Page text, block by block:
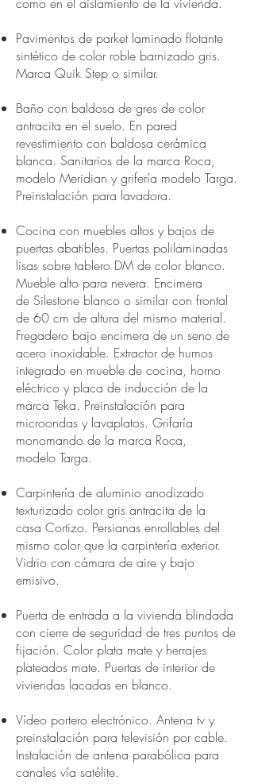
Pavimentos de parket laminado flotante
sintético de color roble barnizado gris.
Marca Quik Step o similar.
Baño con baldosa de gres de color
antracita en el suelo. En pared
revestimiento con baldosa cerámica
blanca. Sanitarios de la marca Roca,
modelo Meridian y grifería modelo Targa.
Preinstalación para lavadora.
Cocina con muebles altos y bajos de
puertas abatibles. Puertas polilaminadas
lisas sobre tablero DM de color blanco.
Mueble alto para nevera. Encimera
de Silestone blanco o similar con frontal
de 60 cm de altura del mismo material.
Fregadero bajo encimera de un seno de
acero inoxidable. Extractor de humos
integrado en mueble de cocina, horno
eléctrico y placa de inducción de la
marca Teka. Preinstalación para
microondas y lavaplatos. Grifaría
monomando de la marca Roca,
modelo Targa.
Carpintería de aluminio anodizado
texturizado color gris antracita de la
casa Cortizo. Persianas enrollables del
mismo color que la carpintería exterior.
Vidrio con cámara de aire y bajo
emisivo.
Puerta de entrada a la vivienda blindada
con cierre de seguridad de tres puntos de
fijación. Color plata mate y herrajes
plateados mate. Puertas de interior de
viviendas lacadas en blanco.
Vídeo portero electrónico. Antena tv y
preinstalación para televisión por cable.
Instalación de antena parabólica para
canales vía satélite.